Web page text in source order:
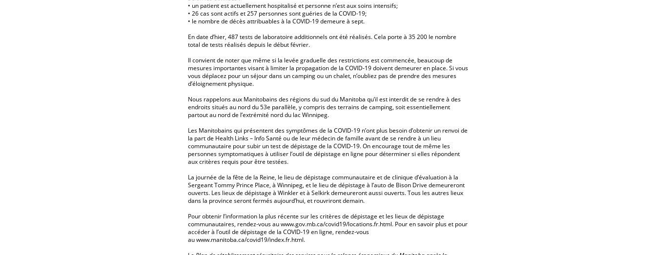
• un patient est actuellement hospitalisé et personne n’est aux soins intensifs;
• 26 cas sont actifs et 257 personnes sont guéries de la COVID-19;
• le nombre de décès attribuables à la COVID-19 demeure à sept.
En date d’hier, 487 tests de laboratoire additionnels ont été réalisés. Cela porte à 35 200 le nombre
total de tests réalisés depuis le début février.
Il convient de noter que même si la levée graduelle des restrictions est commencée, beaucoup de
mesures importantes visant à limiter la propagation de la COVID-19 doivent demeurer en place. Si vous
vous déplacez pour un séjour dans un camping ou un chalet, n’oubliez pas de prendre des mesures
d’éloignement physique.
Nous rappelons aux Manitobains des régions du sud du Manitoba qu’il est interdit de se rendre à des
endroits situés au nord du 53e parallèle, y compris des terrains de camping, soit essentiellement
partout au nord de l’extrémité nord du lac Winnipeg.
Les Manitobains qui présentent des symptômes de la COVID-19 n’ont plus besoin d’obtenir un renvoi de
la part de Health Links – Info Santé ou de leur médecin de famille avant de se rendre à un lieu
communautaire pour subir un test de dépistage de la COVID-19. On encourage tout de même les
personnes symptomatiques à utiliser l’outil de dépistage en ligne pour déterminer si elles répondent
aux critères requis pour être testées.
La journée de la fête de la Reine, le lieu de dépistage communautaire et de clinique d’évaluation à la
Sergeant Tommy Prince Place, à Winnipeg, et le lieu de dépistage à l’auto de Bison Drive demeureront
ouverts. Les lieux de dépistage à Winkler et à Selkirk demeureront aussi ouverts. Tous les autres lieux
dans la province seront fermés aujourd’hui, et rouvriront demain.
Pour obtenir l’information la plus récente sur les critères de dépistage et les lieux de dépistage
communautaires, rendez-vous auwww.gov.mb.ca/covid19/locations.fr.html. Pour en savoir plus et pour
accéder à l’outil de dépistage de la COVID-19 en ligne, rendez-vous
auwww.manitoba.ca/covid19/index.fr.html.